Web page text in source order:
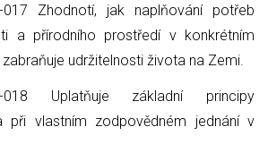
017 Zhodnotí, jak naplňování potřeb
a přírodního prostředí v konkrétním
udržitelnosti života na Zemi.
018 Uplatňuje základní principy
při vlastním zodpovědném jednání v